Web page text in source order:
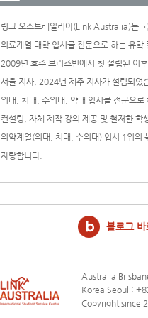
링크 오스트레일리아(Link Australia)는
의료계열 대학 입시를 전문으로 하는 유학
2009년 호주 브리즈번에서 첫 설립된 이
서울 지사, 2024년 제주 지사가 설립되었
의대, 치대, 수의대, 약대 입시를 전문으로
컨설팅, 자체 제작 강의 제공 및 철저한 학
의약계열(의대, 치대, 수의대) 입시 1위의
자랑합니다.
블로그 바
Australia
Korea Seoul :
Copyright since